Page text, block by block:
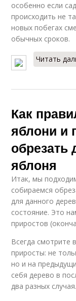
особенно если
происходить не
новых побегах
обычных сроков.
Читать
Как
яблони и
обрезать
яблоня
Итак, мы
собираемся
для данного
состояние. Это
приростов
Всегда смотрите
приросты: не
но и на
себя дерево в
два разных случая.